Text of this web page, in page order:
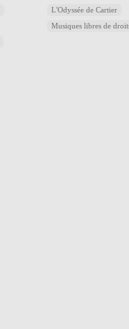
L'Odyssée de Cartier
Musiques libres de